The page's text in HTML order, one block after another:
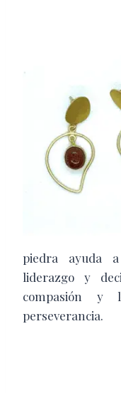
piedra ayuda
liderazgo y
compasión y
perseverancia.